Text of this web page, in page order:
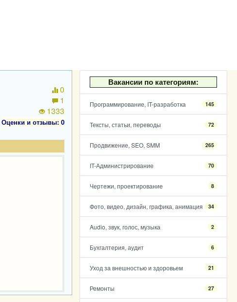
Вакансии по категориям:
Программирование, IT-разработка 145
Тексты, статьи, переводы 72
Продвижение, SEO, SMM 265
IT-Администрирование 70
Чертежи, проектирование 8
Фото, видео, дизайн, графика, анимация 34
Audio, звук, голос, музыка 2
Бухгалтерия, аудит 6
Уход за внешностью и здоровьем 21
Ремонты 27
0
1
1333
Оценки и отзывы: 0